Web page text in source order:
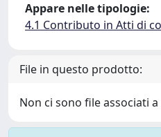
Appare nelle tipologie:
4.1 Contributo in Atti di
File in questo prodotto:
Non ci sono file associati